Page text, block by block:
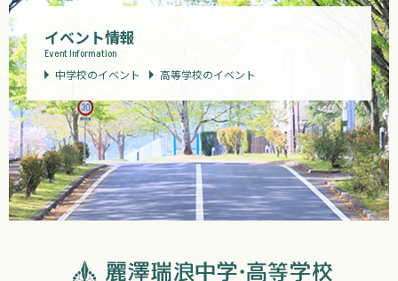
イベント情報
Event Information
中学校のイベント
高等学校のイベント